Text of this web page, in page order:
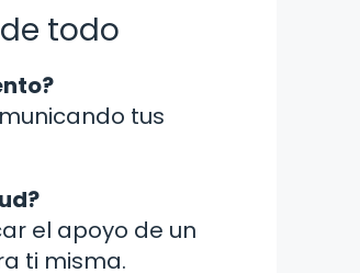
todo
tus
el apoyo de un
ti misma.